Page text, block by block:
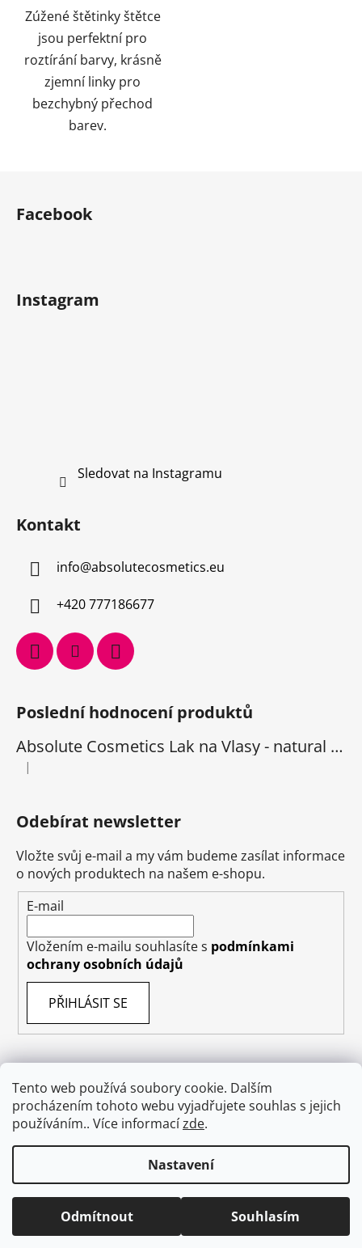
Tento web používá soubory cookie. Dalším
procházením tohoto webu vyjadřujete souhlas s jejich
používáním.. Více informacízde.
Nastavení
Odmítnout Souhlasím
Zúžené štětinky štětce
jsou perfektní pro
roztírání barvy, krásně
zjemní linky pro
bezchybný přechod
barev.
Facebook
Instagram
Sledovat na Instagramu
Kontakt
info@absolutecosmetics.eu
+420 777186677
Poslední hodnocení produktů
Absolute Cosmetics Lak na Vlasy - natural 1000 ml
Hodnocení produktu je 5 z 5 hvězdiček.
|
Odebírat newsletter
Vložte svůj e-mail a my vám budeme zasílat informace
o nových produktech na našem e-shopu.
E-mail
Vložením e-mailu souhlasíte s podmínkami
ochrany osobních údajů
PŘIHLÁSIT SE
Obchodní podmínky Doprava Napište nám
Ochrana osobních údajů GDPR
Odstoupení od smlouvy
Vytvořil Shoptet
Copyright 2026absolutecosmetics.eu. Všechna
práva vyhrazena.Upravit nastavení cookies